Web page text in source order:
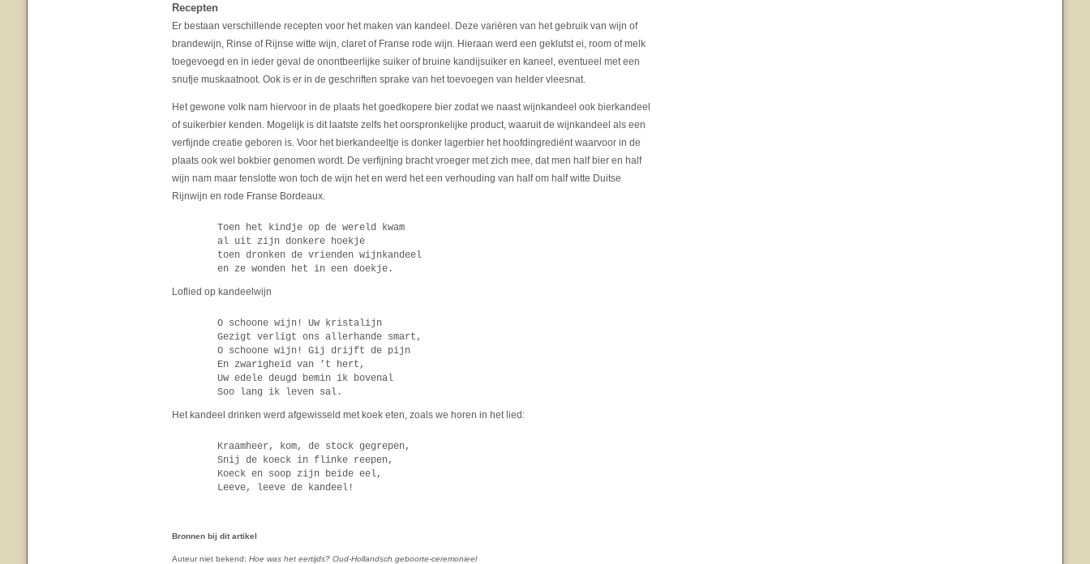
Recepten
Er bestaan verschillende recepten voor het maken van kandeel. Deze variëren van het gebruik van wijn of
brandewijn, Rinse of Rijnse witte wijn, claret of Franse rode wijn. Hieraan werd een geklutst ei, room of melk
toegevoegd en in ieder geval de onontbeerlijke suiker of bruine kandijsuiker en kaneel, eventueel met een
snufje muskaatnoot. Ook is er in de geschriften sprake van het toevoegen van helder vleesnat.
Het gewone volk nam hiervoor in de plaats het goedkopere bier zodat we naast wijnkandeel ook bierkandeel
of suikerbier kenden. Mogelijk is dit laatste zelfs het oorspronkelijke product, waaruit de wijnkandeel als een
verfijnde creatie geboren is. Voor het bierkandeeltje is donker lagerbier het hoofdingrediënt waarvoor in de
plaats ook wel bokbier genomen wordt. De verfijning bracht vroeger met zich mee, dat men half bier en half
wijn nam maar tenslotte won toch de wijn het en werd het een verhouding van half om half witte Duitse
Rijnwijn en rode Franse Bordeaux.
Toen het kindje op de wereld kwam
al uit zijn donkere hoekje
toen dronken de vrienden wijnkandeel
en ze wonden het in een doekje.
Loflied op kandeelwijn
O schoone wijn! Uw kristalijn
Gezigt verligt ons allerhande smart,
O schoone wijn! Gij drijft de pijn
En zwarigheid van ’t hert,
Uw edele deugd bemin ik bovenal
Soo lang ik leven sal.
Het kandeel drinken werd afgewisseld met koek eten, zoals we horen in het lied:
Kraamheer, kom, de stock gegrepen,
Snij de koeck in flinke reepen,
Koeck en soop zijn beide eel,
Leeve, leeve de kandeel!
Bronnen bij dit artikel
Auteur niet bekend: Hoe was het eertijds? Oud-Hollandsch geboorte-ceremonieel